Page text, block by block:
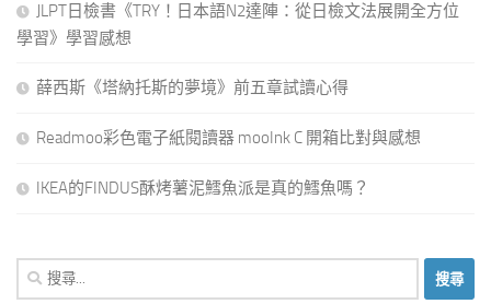
JLPT日檢書《TRY！日本語N2達陣：從日檢文法展開全方位
學習》學習感想
薛西斯《塔納托斯的夢境》前五章試讀心得
Readmoo彩色電子紙閱讀器 mooInk C 開箱比對與感想
IKEA的FINDUS酥烤薯泥鱈魚派是真的鱈魚嗎？
搜
尋